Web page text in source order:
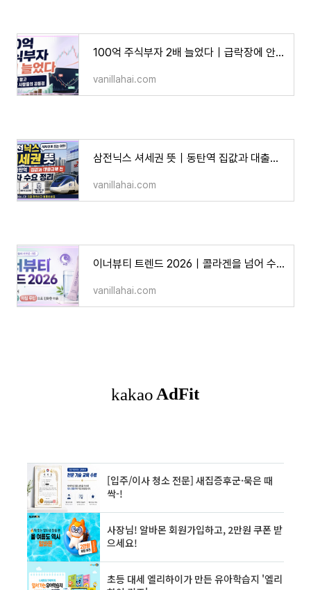
100억 주식부자 2배 늘었다｜급락장에 안 팔고 저가매수한 사람들의 공통점
vanillahai.com
삼전닉스 셔세권 뜻｜동탄역 집값과 대출규제 전 막차 수요 정리
vanillahai.com
이너뷰티 트렌드 2026｜콜라겐을 넘어 수면·장건강·아침 루틴으로 진화한 이유
vanillahai.com